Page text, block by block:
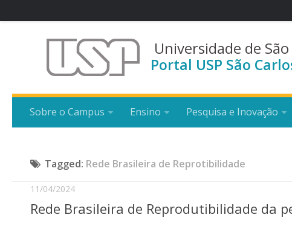
Universidade de
Portal USP São
Sobre o Campus Ensino Pesquisa e Inovação
Tagged: Rede Brasileira de Reprotibilidade
11/04/2024
Rede Brasileira de Reprodutibilidade da